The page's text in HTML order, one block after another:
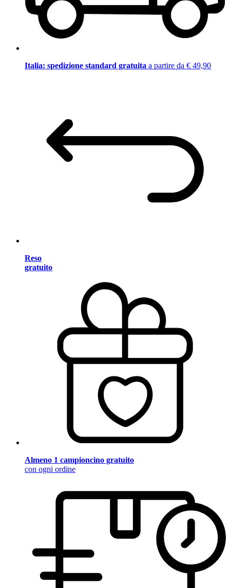
Italia: spedizione standard gratuita a partire da € 49,90
Reso
gratuito
Almeno 1 campioncino gratuito
con ogni ordine